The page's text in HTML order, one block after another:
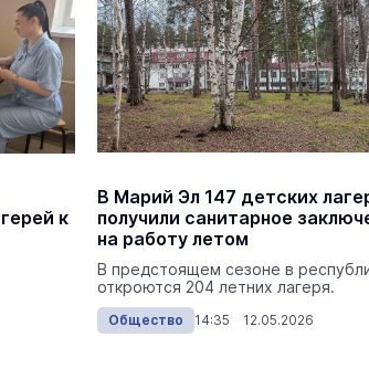
к
В Марий Эл 147 детских
получили санитарное
на работу летом
В предстоящем сезоне в
откроются 204 летних лагеря.
Общество 14:35 12.05.2026